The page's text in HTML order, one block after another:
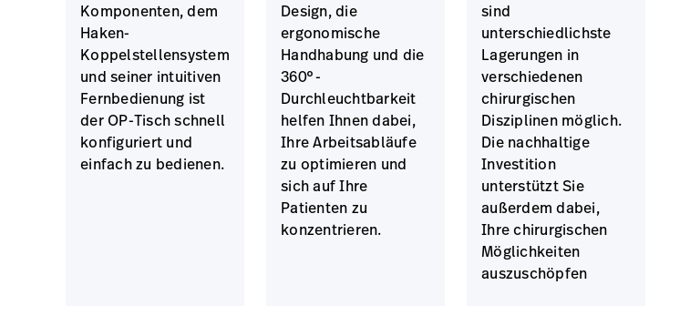
Komponenten, dem
Haken-
Koppelstellensystem
und seiner intuitiven
Fernbedienung ist
der OP-Tisch schnell
konfiguriert und
einfach zu bedienen.
Design, die
ergonomische
Handhabung und die
360°-
Durchleuchtbarkeit
helfen Ihnen dabei,
Ihre Arbeitsabläufe
zu optimieren und
sich auf Ihre
Patienten zu
konzentrieren.
sind
unterschiedlichste
Lagerungen in
verschiedenen
chirurgischen
Disziplinen möglich.
Die nachhaltige
Investition
unterstützt Sie
außerdem dabei,
Ihre chirurgischen
Möglichkeiten
auszuschöpfen